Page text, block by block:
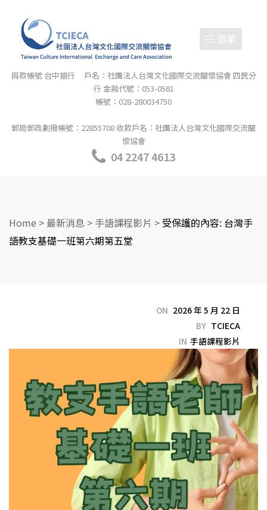
選單
捐款帳號 台中銀行 戶名：社團法人台灣文化國際交流關懷協會 四民分
行 金融代號：053-0581
帳號：028-280034750
郵局郵政劃撥帳號：22855708 收款戶名：社團法人台灣文化國際交流關
懷協會
04 2247 4613
Home > 最新消息 > 手語課程影片 > 受保護的內容: 台灣手
語教支基礎一班第六期第五堂
ON 2026 年 5 月 22 日
BY TCIECA
IN 手語課程影片